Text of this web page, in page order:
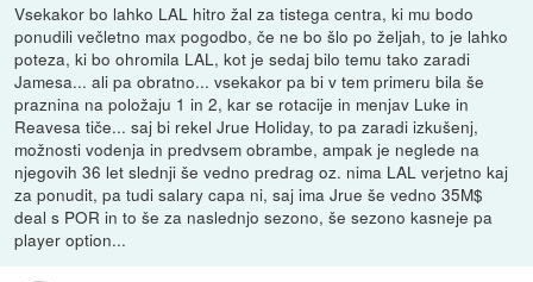
Vsekakor bo lahko LAL hitro žal za tistega centra, ki mu bodo
ponudili večletno max pogodbo, če ne bo šlo po željah, to je lahko
poteza, ki bo ohromila LAL, kot je sedaj bilo temu tako zaradi
Jamesa... ali pa obratno... vsekakor pa bi v tem primeru bila še
praznina na položaju 1 in 2, kar se rotacije in menjav Luke in
Reavesa tiče... saj bi rekel Jrue Holiday, to pa zaradi izkušenj,
možnosti vodenja in predvsem obrambe, ampak je neglede na
njegovih 36 let slednji še vedno predrag oz. nima LAL verjetno kaj
za ponudit, pa tudi salary capa ni, saj ima Jrue še vedno 35M$
deal s POR in to še za naslednjo sezono, še sezono kasneje pa
player option...